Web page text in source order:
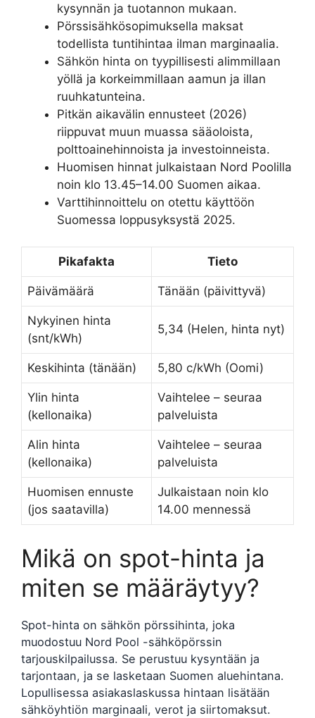
kysynnän ja tuotannon mukaan.
Pörssisähkösopimuksella maksat
todellista tuntihintaa ilman marginaalia.
Sähkön hinta on tyypillisesti alimmillaan
yöllä ja korkeimmillaan aamun ja illan
ruuhkatunteina.
Pitkän aikavälin ennusteet (2026)
riippuvat muun muassa sääoloista,
polttoainehinnoista ja investoinneista.
Huomisen hinnat julkaistaan Nord Poolilla
noin klo 13.45–14.00 Suomen aikaa.
Varttihinnoittelu on otettu käyttöön
Suomessa loppusyksystä 2025.
Pikafakta Tieto
Päivämäärä Tänään (päivittyvä)
Nykyinen hinta
(snt/kWh)
5,34 (Helen, hinta nyt)
Keskihinta (tänään) 5,80 c/kWh (Oomi)
Ylin hinta
(kellonaika)
Vaihtelee – seuraa
palveluista
Alin hinta
(kellonaika)
Vaihtelee – seuraa
palveluista
Huomisen ennuste
(jos saatavilla)
Julkaistaan noin klo
14.00 mennessä
Mikä on spot-hinta ja
miten se määräytyy?
Spot-hinta on sähkön pörssihinta, joka
muodostuu Nord Pool -sähköpörssin
tarjouskilpailussa. Se perustuu kysyntään ja
tarjontaan, ja se lasketaan Suomen aluehintana.
Lopullisessa asiakaslaskussa hintaan lisätään
sähköyhtiön marginaali, verot ja siirtomaksut.